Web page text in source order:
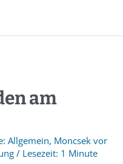
am
Allgemein, Moncsek vor
/
1 Minute